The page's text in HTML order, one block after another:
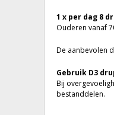
1 x per dag 8
Ouderen vanaf
De aanbevolen
Gebruik D3
Bij
bestanddelen.